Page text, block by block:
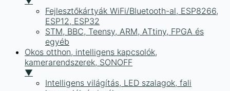
Fejlesztőkártyák WiFi/Bluetooth-al, ESP8266,
ESP12, ESP32
STM, BBC, Teensy, ARM, ATtiny, FPGA és
egyéb
Okos otthon, intelligens kapcsolók,
kamerarendszerek, SONOFF
▼
Intelligens világítás, LED szalagok, fali